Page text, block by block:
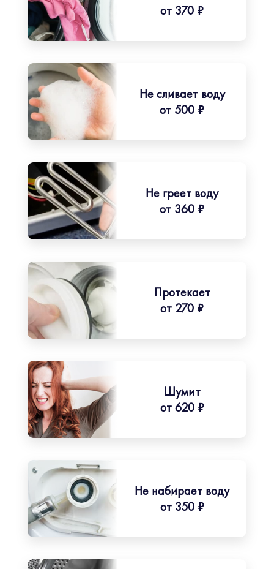
от 370 ₽
Не сливает воду
от 500 ₽
Не греет воду
от 360 ₽
Протекает
от 270 ₽
Шумит
от 620 ₽
Не набирает воду
от 350 ₽